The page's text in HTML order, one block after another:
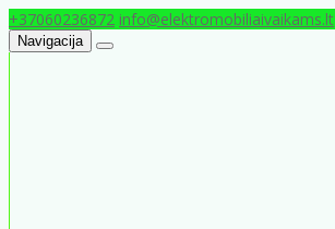
+37060236872 info@elektromobiliaivaikams.lt
Navigacija